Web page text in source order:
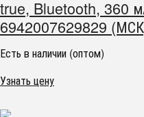
true, Bluetooth, 360
6942007629829
Есть в наличии (оптом)
Узнать цену